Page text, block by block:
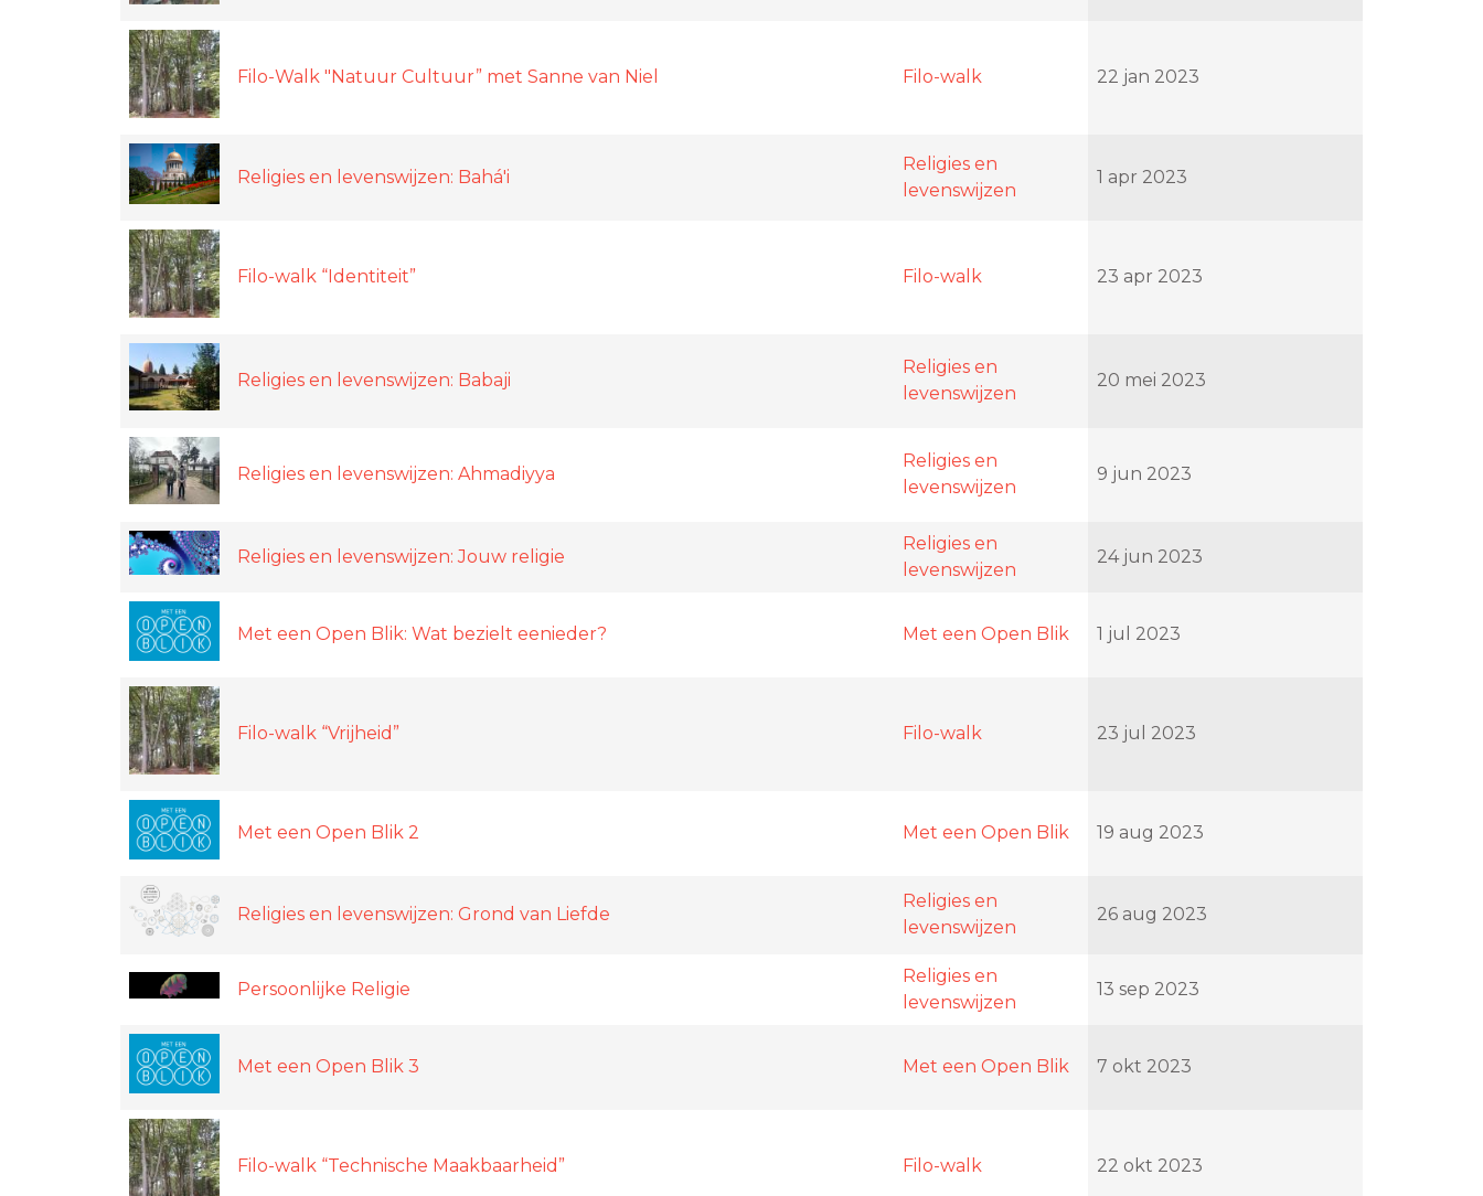
Filo-Walk "Natuur Cultuur” met Sanne van Niel Filo-walk 22 jan 2023
Religies en levenswijzen: Bahá'i
Religies en
levenswijzen
1 apr 2023
Filo-walk “Identiteit” Filo-walk 23 apr 2023
Religies en levenswijzen: Babaji
Religies en
levenswijzen
20 mei 2023
Religies en levenswijzen: Ahmadiyya
Religies en
levenswijzen
9 jun 2023
Religies en levenswijzen: Jouw religie
Religies en
levenswijzen
24 jun 2023
Met een Open Blik: Wat bezielt eenieder? Met een Open Blik 1 jul 2023
Filo-walk “Vrijheid” Filo-walk 23 jul 2023
Met een Open Blik 2 Met een Open Blik 19 aug 2023
Religies en levenswijzen: Grond van Liefde
Religies en
levenswijzen
26 aug 2023
Persoonlijke Religie
Religies en
levenswijzen
13 sep 2023
Met een Open Blik 3 Met een Open Blik 7 okt 2023
Filo-walk “Technische Maakbaarheid” Filo-walk 22 okt 2023